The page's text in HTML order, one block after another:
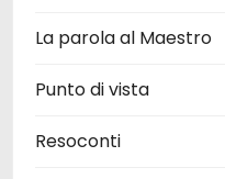
La parola al Maestro
Punto di vista
Resoconti